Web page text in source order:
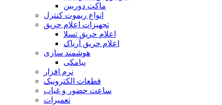
ماکت دوربین
انواع ریموت کنترل
تجهیزات اعلام حریق
اعلام حریق تسلا
اعلام حریق آریاک
هوشمند سازی
پیامکی
نرم افزار
قطعات الکترونیک
ساعت حضور و غیاب
تعمیرات